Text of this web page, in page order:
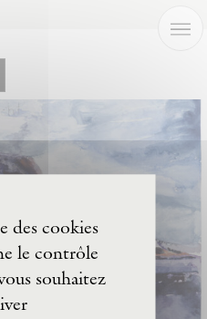
des cookies
le contrôle
souhaitez